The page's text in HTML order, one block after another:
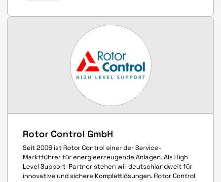
Rotor Control GmbH
Seit 2006 ist Rotor Control einer der Service-
Marktführer für energieerzeugende Anlagen. Als High
Level Support-Partner stehen wir deutschlandweit für
innovative und sichere Komplettlösungen. Rotor Control